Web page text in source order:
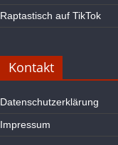
Raptastisch auf TikTok
Kontakt
Datenschutzerklärung
Impressum